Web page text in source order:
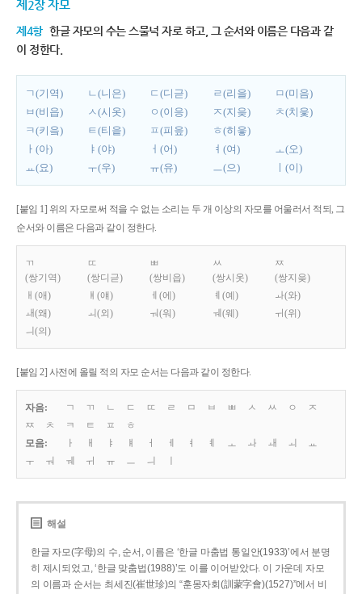
제2장 자모
제4항 한글 자모의 수는 스물넉 자로 하고, 그 순서와 이름은 다음과 같
이 정한다.
ㄱ(기역) ㄴ(니은) ㄷ(디귿) ㄹ(리을)
ㅁ(미음)
ㅂ(비읍)
ㅅ(시옷) ㅇ(이응) ㅈ(지읒)
ㅊ(치읓)
ㅋ(키읔)
ㅌ(티읕) ㅍ(피읖)
ㅎ(히읗)
ㅏ(아)
ㅑ(야) ㅓ(어) ㅕ(여)
ㅗ(오)
ㅛ(요)
ㅜ(우) ㅠ(유) ㅡ(으) ㅣ(이)
[붙임 1] 위의 자모로써 적을 수 없는 소리는 두 개 이상의 자모를 어울러서 적되, 그
순서와 이름은 다음과 같이 정한다.
ㄲ
(쌍기역)
ㄸ
(쌍디귿)
ㅃ
(쌍비읍)
ㅆ
(쌍시옷)
ㅉ
(쌍지읒)
ㅐ(애)
ㅒ(얘) ㅔ(에) ㅖ(예)
ㅘ(와)
ㅙ(왜)
ㅚ(외) ㅝ(워) ㅞ(웨)
ㅟ(위)
ㅢ(의)
[붙임 2] 사전에 올릴 적의 자모 순서는 다음과 같이 정한다.
자음: ㄱ ㄲ ㄴ ㄷ ㄸ ㄹ ㅁ ㅂ ㅃ ㅅ ㅆ ㅇ
ㅈ
ㅉ
ㅊ ㅋ ㅌ ㅍ
ㅎ
모음:
ㅏ ㅐ ㅑ ㅒ ㅓ ㅔ ㅕ ㅖ ㅗ ㅘ ㅙ ㅚ
ㅛ
ㅜ
ㅝ ㅞ ㅟ ㅠ ㅡ ㅢ
해설
한글 자모(字母)의 수, 순서, 이름은 ‘한글 마춤법 통일안(1933)’에서 분명
히 제시되었고, ‘한글 맞춤법(1988)’도 이를 이어받았다. 이 가운데 자모
의 이름과 순서는 최세진(崔世珍)의 “훈몽자회(訓蒙字會)(1527)”에서 비